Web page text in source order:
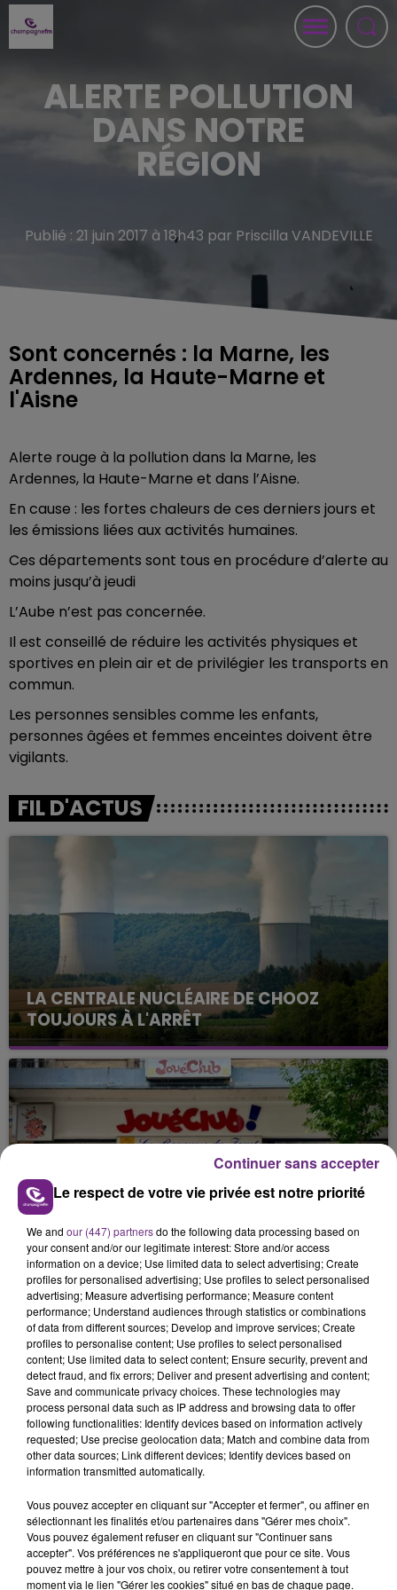
ALERTE POLLUTION
DANS NOTRE
RÉGION
Publié : 21 juin 2017 à 18h43 par Priscilla VANDEVILLE
Sont concernés : la Marne, les
Ardennes, la Haute-Marne et
l'Aisne
Alerte rouge à la pollution dans la Marne, les
Ardennes, la Haute-Marne et dans l’Aisne.
En cause : les fortes chaleurs de ces derniers jours et
les émissions liées aux activités humaines.
Ces départements sont tous en procédure d’alerte au
moins jusqu’à jeudi
L’Aube n’est pas concernée.
Il est conseillé de réduire les activités physiques et
sportives en plein air et de privilégier les transports en
commun.
Les personnes sensibles comme les enfants,
personnes âgées et femmes enceintes doivent être
vigilants.
FIL D'ACTUS
LA CENTRALE NUCLÉAIRE DE CHOOZ
TOUJOURS À L'ARRÊT
Cela fait déjà une semaine que la centrale
nucléaire ardennaise est à l'arrêt. Une situation
justifiée par la sécheresse intense qui est toujours
présente.
LE MAGASIN JOUÉCLUB DE REIMS FERME
SES PORTES
C'était l'une des institutions du centre-ville
rémois. Le magasin JouéClub est contraint de
fermer ses portes.
TITRES DIFFUSÉS
2h46
2h46
MUSE
Uprising
2h43
2h43
CHRISTOPHE WILLEM
Systaime
Le respect de votre vie privée est notre priorité
We and our (447) partnersdo the following data processing based on
your consent and/or our legitimate interest: Store and/or access
information on a device; Use limited data to select advertising; Create
profiles for personalised advertising; Use profiles to select personalised
advertising; Measure advertising performance; Measure content
performance; Understand audiences through statistics or combinations
of data from different sources; Develop and improve services; Create
profiles to personalise content; Use profiles to select personalised
content; Use limited data to select content; Ensure security, prevent and
detect fraud, and fix errors; Deliver and present advertising and content;
Save and communicate privacy choices. These technologies may
process personal data such as IP address and browsing data to offer
following functionalities: Identify devices based on information actively
requested; Use precise geolocation data; Match and combine data from
other data sources; Link different devices; Identify devices based on
information transmitted automatically.
Vous pouvez accepter en cliquant sur "Accepter et fermer", ou affiner en
sélectionnant les finalités et/ou partenaires dans "Gérer mes choix".
Vous pouvez également refuser en cliquant sur "Continuer sans
accepter". Vos préférences ne s'appliqueront que pour ce site. Vous
pouvez mettre à jour vos choix, ou retirer votre consentement à tout
moment via le lien "Gérer les cookies" situé en bas de chaque page.
Continuer sans accepter